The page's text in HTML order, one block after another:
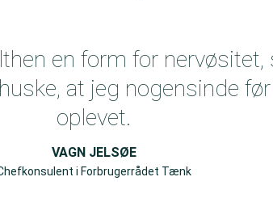
en form for nervøsitet,
at jeg nogensinde
oplevet.
VAGN JELSØE
i Forbrugerrådet Tænk